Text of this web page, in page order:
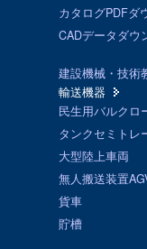
カタログPDFダ
CADデータダウ
建設機械・技術
輸送機器
民生用バルクロ
タンクセミトレ
大型陸上車両
無人搬送装置
貨車
貯槽